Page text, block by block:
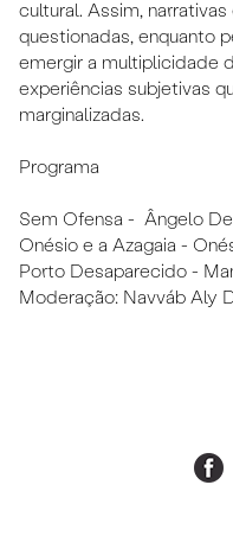
cultural. Assim,
questionadas, enquanto
emergir a multiplicidade
experiências subjetivas
marginalizadas.
Programa
Sem Ofensa - Ângelo
Onésio e a Azagaia -
Porto Desaparecido -
Moderação: Navváb Aly